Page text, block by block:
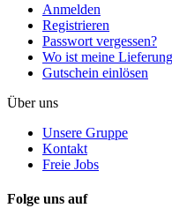
Anmelden
Registrieren
Passwort vergessen?
Wo ist meine
Gutschein einlösen
Über uns
Unsere Gruppe
Kontakt
Freie Jobs
Folge uns auf